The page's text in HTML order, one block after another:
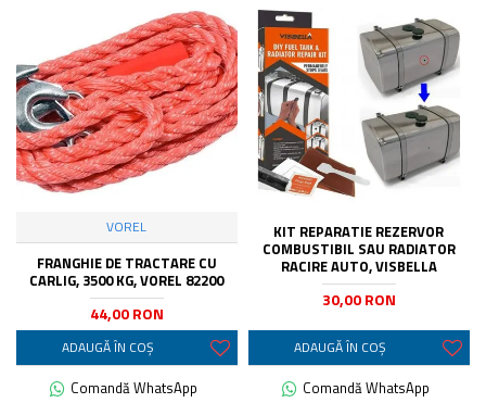
VOREL
FRANGHIE DE TRACTARE CU
CARLIG, 3500 KG, VOREL 82200
44,00 RON
ADAUGĂ ÎN COŞ
Comandă WhatsApp
KIT REPARATIE REZERVOR
COMBUSTIBIL SAU RADIATOR
RACIRE AUTO, VISBELLA
30,00 RON
ADAUGĂ ÎN COŞ
Comandă WhatsApp